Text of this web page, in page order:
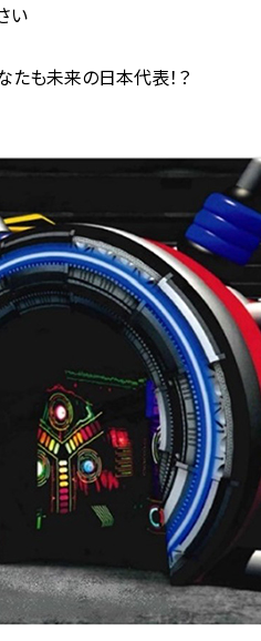
い
たも未来の日本代表！？